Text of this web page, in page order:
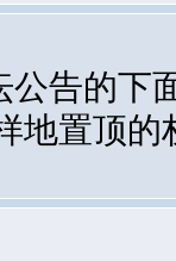
公告的下
地置顶